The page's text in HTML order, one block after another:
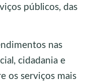
públicos, das
nas
cidadania e
os serviços mais